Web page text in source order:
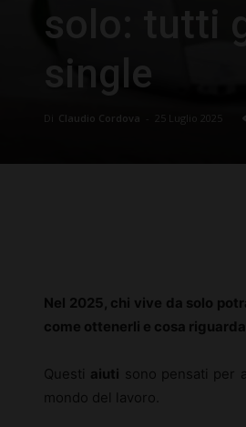
solo: tutti
single
Di Claudio Cordova 25 Luglio 2025
Nel 2025, chi vive da solo
come ottenerli e cosa
Questi aiuti sono pensati per
mondo del lavoro.